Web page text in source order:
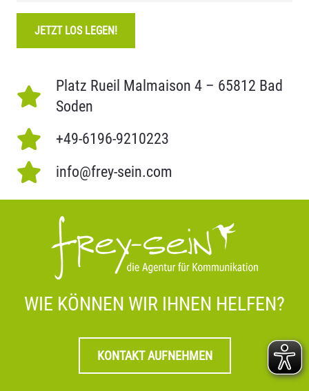
Platz Rueil Malmaison 4 – 65812 Bad
Soden
+49-6196-9210223
info@frey-sein.com
WIE KÖNNEN WIR IHNEN HELFEN?
KONTAKT AUFNEHMEN